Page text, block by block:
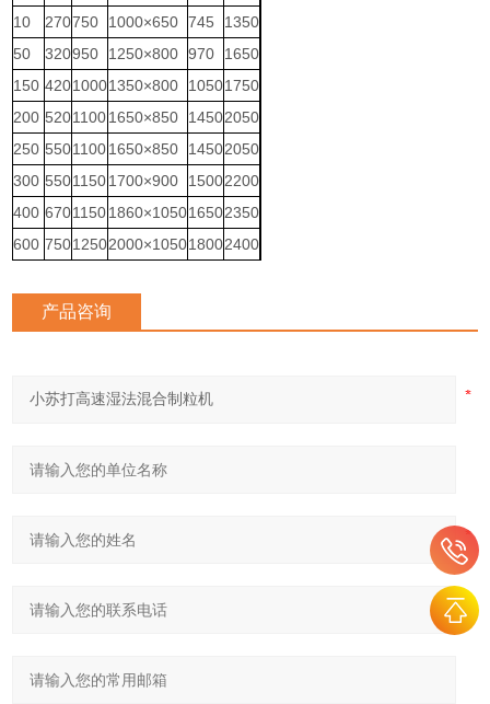
10
270750 1000×650 745
1350
50
320950 1250×800 970
1650
150 42010001350×800 10501750
200 52011001650×850 14502050
250 55011001650×850 14502050
300 55011501700×900 15002200
400 67011501860×105016502350
600 75012502000×105018002400
产品咨询